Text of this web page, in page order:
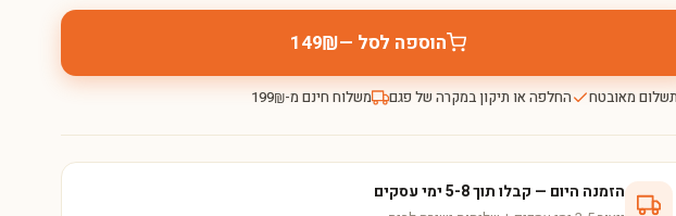
הוספה לסל —₪
149
תשלום מאובטח החלפה או תיקון במקרה של פגם משלוח חינם מ-₪
199
הזמנה היום — קבלו תוך 5-8 ימי עסקים